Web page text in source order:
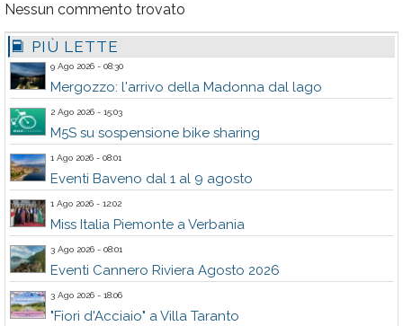
Nessun commento trovato
PIÙ LETTE
9 Ago 2026 - 08:30
Mergozzo: l'arrivo della Madonna dal lago
2 Ago 2026 - 15:03
M5S su sospensione bike sharing
1 Ago 2026 - 08:01
Eventi Baveno dal 1 al 9 agosto
1 Ago 2026 - 12:02
Miss Italia Piemonte a Verbania
3 Ago 2026 - 08:01
Eventi Cannero Riviera Agosto 2026
3 Ago 2026 - 18:06
"Fiori d'Acciaio" a Villa Taranto